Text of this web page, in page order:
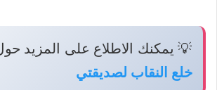
💡 يمكنك الاطلاع على المزيد
خلع النقاب لصديقتي